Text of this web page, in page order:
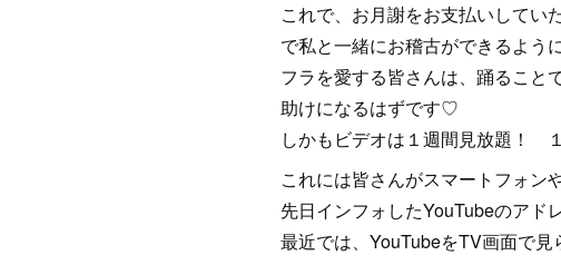
これで、お月謝をお支払いしてい
で私と一緒にお稽古ができるよう
フラを愛する皆さんは、踊ること
助けになるはずです♡
しかもビデオは１週間見放題！
これには皆さんがスマートフォン
先日インフォしたYouTubeのアド
最近では、YouTubeをTV画面で見